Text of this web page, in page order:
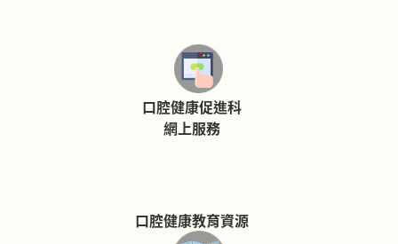
口腔健康促進科
網上服務
口腔健康教育資源